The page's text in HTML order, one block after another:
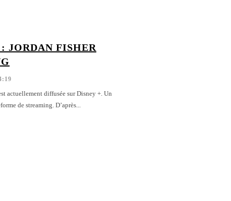
JORDAN FISHER
actuellement diffusée sur Disney +. Un
de streaming. D’après...